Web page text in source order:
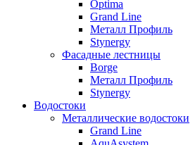
Optima
Grand Line
Металл Профиль
Stynergy
Фасадные лестницы
Borge
Металл Профиль
Stynergy
Водостоки
Металлические водостоки
Grand Line